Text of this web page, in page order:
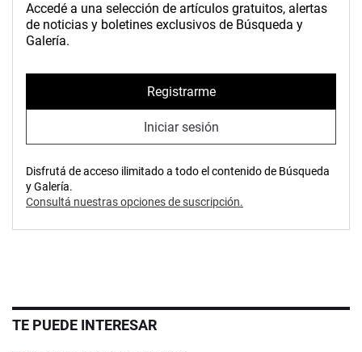
Accedé a una selección de artículos gratuitos, alertas
de noticias y boletines exclusivos de Búsqueda y
Galería.
Registrarme
Iniciar sesión
Disfrutá de acceso ilimitado a todo el contenido de Búsqueda
y Galería.
Consultá nuestras opciones de suscripción.
TE PUEDE INTERESAR